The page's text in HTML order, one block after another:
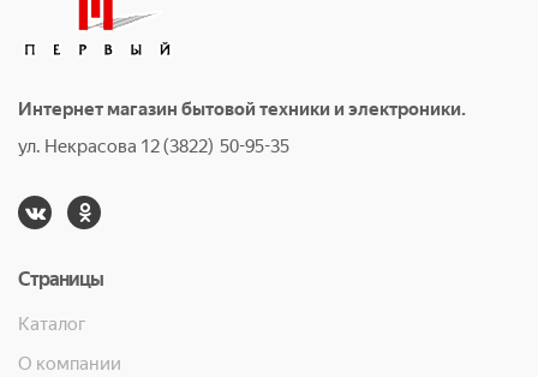
Интернет магазин бытовой техники и электроники.
ул. Некрасова 12 (3822) 50-95-35
Страницы
Каталог
О компании